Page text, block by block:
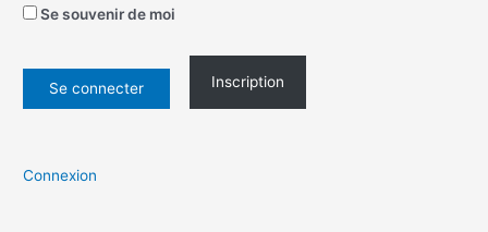
Se souvenir de moi
Inscription
Connexion